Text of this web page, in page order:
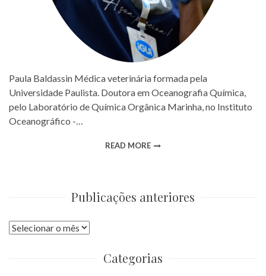
Paula Baldassin Médica veterinária formada pela
Universidade Paulista. Doutora em Oceanografia Química,
pelo Laboratório de Química Orgânica Marinha, no Instituto
Oceanográfico -…
READ MORE
Publicações anteriores
Publicações
Categorias